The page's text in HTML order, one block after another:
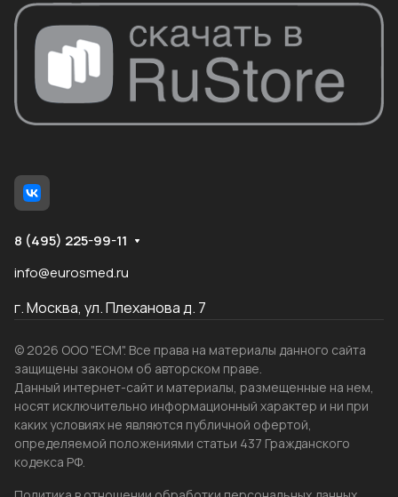
8 (495) 225-99-11
info@eurosmed.ru
г. Москва, ул. Плеханова д. 7
© 2026 ООО "ЕСМ". Все права на материалы данного сайта
защищены законом об авторском праве.
Данный интернет-сайт и материалы, размещенные на нем,
носят исключительно информационный характер и ни при
каких условиях не являются публичной офертой,
определяемой положениями статьи 437 Гражданского
кодекса РФ.